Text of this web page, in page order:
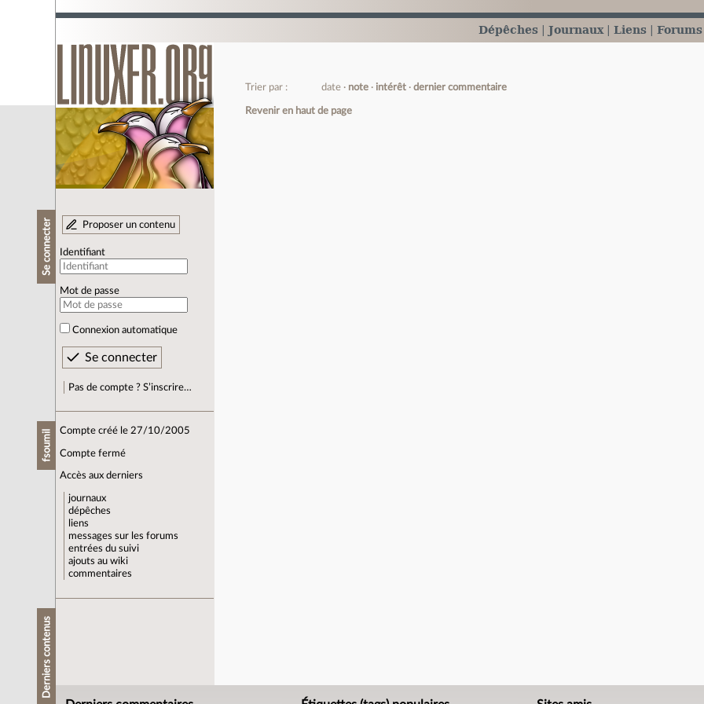
Dépêches Journaux Liens Forums
Se connecter Proposer un contenu
Identifiant
Mot de passe
Connexion automatique
Pas de compte ? S’inscrire…
fsoumil Compte créé le 27/10/2005
Compte fermé
Accès aux derniers
journaux
dépêches
liens
messages sur les forums
entrées du suivi
ajouts au wiki
commentaires
Derniers contenus
Trier par : date note intérêt dernier commentaire
Revenir en haut de page